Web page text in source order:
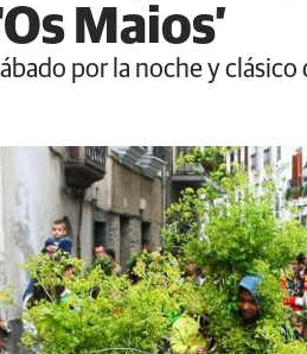
Maios’
por la noche y